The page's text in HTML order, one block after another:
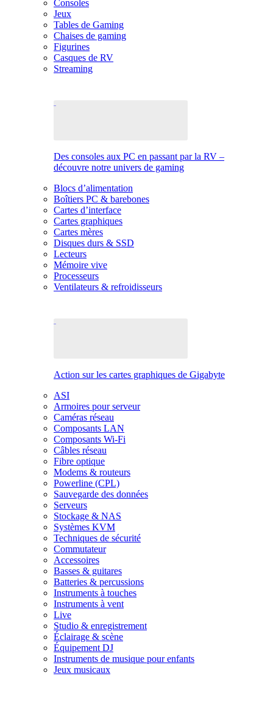
Consoles
Jeux
Tables de Gaming
Chaises de gaming
Figurines
Casques de RV
Streaming
Des consoles aux PC en passant par la RV –
découvre notre univers de gaming
Blocs d’alimentation
Boîtiers PC & barebones
Cartes d’interface
Cartes graphiques
Cartes mères
Disques durs & SSD
Lecteurs
Mémoire vive
Processeurs
Ventilateurs & refroidisseurs
Action sur les cartes graphiques de Gigabyte
ASI
Armoires pour serveur
Caméras réseau
Composants LAN
Composants Wi-Fi
Câbles réseau
Fibre optique
Modems & routeurs
Powerline (CPL)
Sauvegarde des données
Serveurs
Stockage & NAS
Systèmes KVM
Techniques de sécurité
Commutateur
Accessoires
Basses & guitares
Batteries & percussions
Instruments à touches
Instruments à vent
Live
Studio & enregistrement
Éclairage & scène
Équipement DJ
Instruments de musique pour enfants
Jeux musicaux